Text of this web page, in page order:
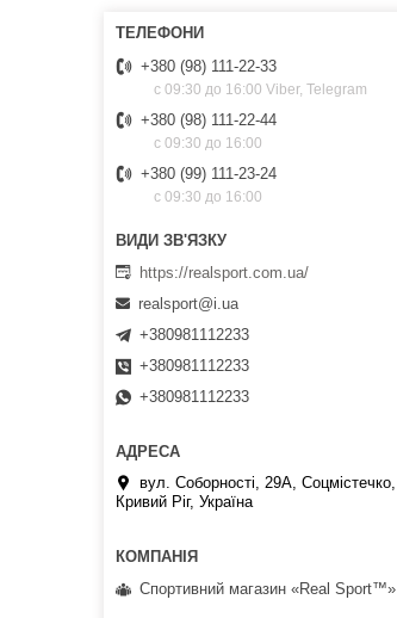
+380 (98) 111-22-33
с 09:30 до 16:00 Viber, Telegram
+380 (98) 111-22-44
с 09:30 до 16:00
+380 (99) 111-23-24
с 09:30 до 16:00
https://realsport.com.ua/
realsport@i.ua
+380981112233
+380981112233
+380981112233
вул. Соборності, 29А, Соцмістечко,
Кривий Ріг, Україна
Спортивний магазин «Real Sport™»